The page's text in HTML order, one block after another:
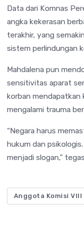
Data dari Komnas
angka kekerasan
terakhir, yang
sistem perlindungan
Mahdalena pun
sensitivitas aparat
korban mendapatkan
mengalami trauma
“Negara harus
hukum dan
menjadi slogan,”
Anggota Komisi VIII